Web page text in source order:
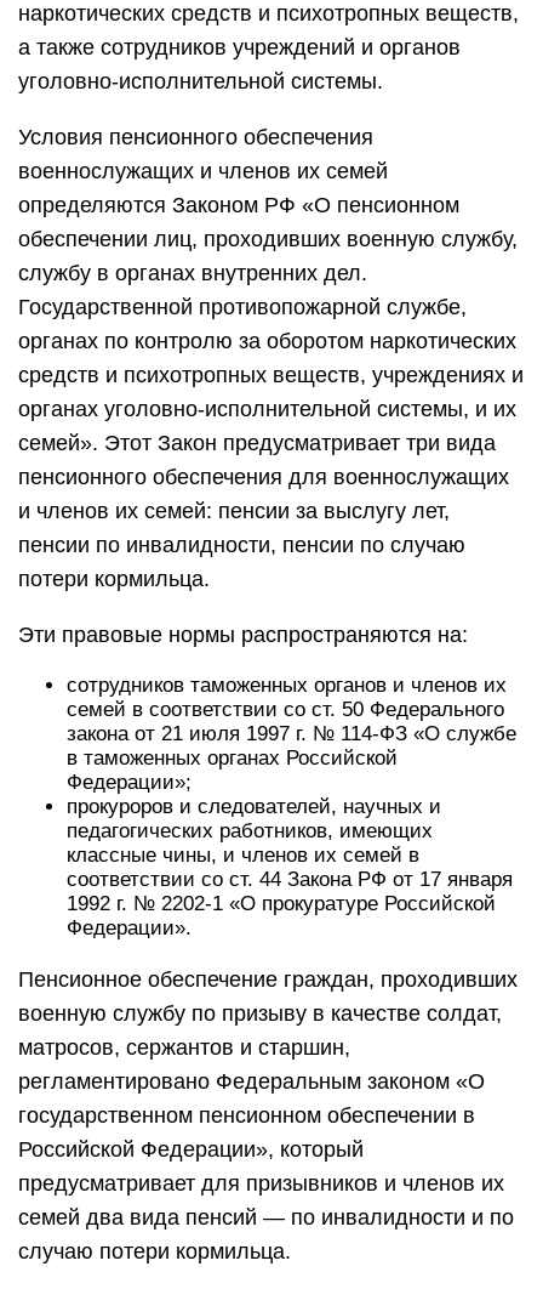
наркотических средств и психотропных веществ,
а также сотрудников учреждений и органов
уголовно-исполнительной системы.
Условия пенсионного обеспечения
военнослужащих и членов их семей
определяются Законом РФ «О пенсионном
обеспечении лиц, проходивших военную службу,
службу в органах внутренних дел.
Государственной противопожарной службе,
органах по контролю за оборотом наркотических
средств и психотропных веществ, учреждениях и
органах уголовно-исполнительной системы, и их
семей». Этот Закон предусматривает три вида
пенсионного обеспечения для военнослужащих
и членов их семей: пенсии за выслугу лет,
пенсии по инвалидности, пенсии по случаю
потери кормильца.
Эти правовые нормы распространяются на:
сотрудников таможенных органов и членов их
семей в соответствии со ст. 50 Федерального
закона от 21 июля 1997 г. № 114-ФЗ «О службе
в таможенных органах Российской
Федерации»;
прокуроров и следователей, научных и
педагогических работников, имеющих
классные чины, и членов их семей в
соответствии со ст. 44 Закона РФ от 17 января
1992 г. № 2202-1 «О прокуратуре Российской
Федерации».
Пенсионное обеспечение граждан, проходивших
военную службу по призыву в качестве солдат,
матросов, сержантов и старшин,
регламентировано Федеральным законом «О
государственном пенсионном обеспечении в
Российской Федерации», который
предусматривает для призывников и членов их
семей два вида пенсий — по инвалидности и по
случаю потери кормильца.